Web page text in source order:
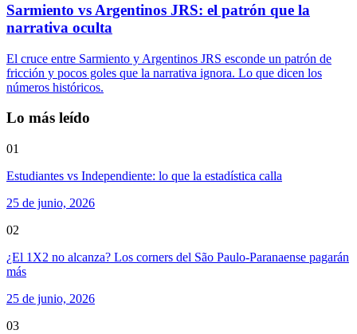
Sarmiento vs Argentinos JRS: el patrón que la
narrativa oculta
El cruce entre Sarmiento y Argentinos JRS esconde un patrón de
fricción y pocos goles que la narrativa ignora. Lo que dicen los
números históricos.
Lo más leído
01
Estudiantes vs Independiente: lo que la estadística calla
25 de junio, 2026
02
¿El 1X2 no alcanza? Los corners del São Paulo-Paranaense pagarán
más
25 de junio, 2026
03